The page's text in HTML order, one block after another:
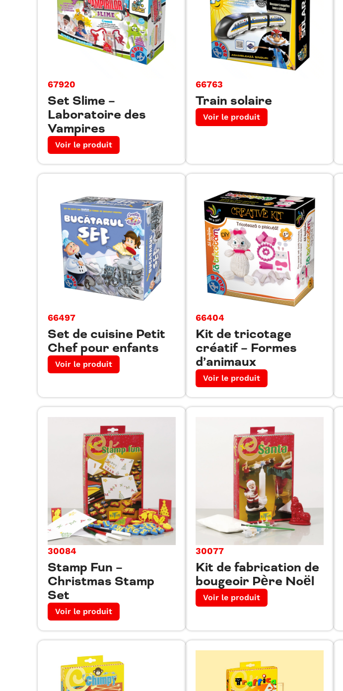
67920
Set Slime –
Laboratoire des
Vampires
Voir le produit
66763
Train solaire
Voir le produit
66497
Set de cuisine Petit
Chef pour enfants
Voir le produit
66404
Kit de tricotage
créatif – Formes
d’animaux
Voir le produit
30084
Stamp Fun –
Christmas Stamp
Set
Voir le produit
30077
Kit de fabrication de
bougeoir Père Noël
Voir le produit